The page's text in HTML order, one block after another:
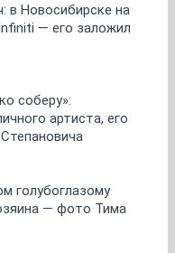
в Новосибирске на
— его заложил
соберу»:
артиста, его
голубоглазому
— фото Тима